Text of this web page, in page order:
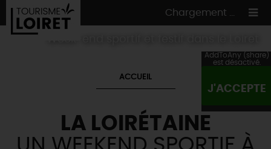
Chargement ...
VOSENVIES
HÉBERGEMENTS
ACCUEIL
LA LOIRÉTAINE
AddToAny (share)
est désactivé.
J'ACCEPTE